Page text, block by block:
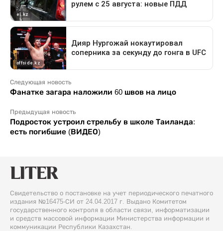
Следующая новость
Фанатке загара наложили 60 швов на лицо
Предыдущая новость
Подросток устроил стрельбу в школе Таиланда:
есть погибшие (ВИДЕО)
Свидетельство о постановке на учет периодического печатного
издания №16475-СИ от 24.04.2017 г. Выдано Комитетом
государственного контроля в области связи, информатизации
и средств массовой информации Министерства информации и
коммуникации Республики Казахстан.